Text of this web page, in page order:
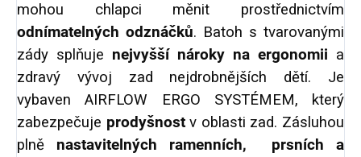
mohou chlapci měnit prostřednictvím
odnímatelných odznáčků. Batoh s tvarovanými
zády splňuje nejvyšší nároky na ergonomii a
zdravý vývoj zad nejdrobnějších dětí. Je
vybaven AIRFLOW ERGO SYSTÉMEM, který
zabezpečuje prodyšnostv oblasti zad. Zásluhou
plně nastavitelných ramenních, prsních a